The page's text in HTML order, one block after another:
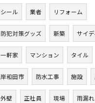
シール 業者 リフォーム
防犯対策グッズ 新築 サイ
一軒家 マンション タイル
岸和田市 防水工事 施設
外壁 正社員 現場 雨漏れ